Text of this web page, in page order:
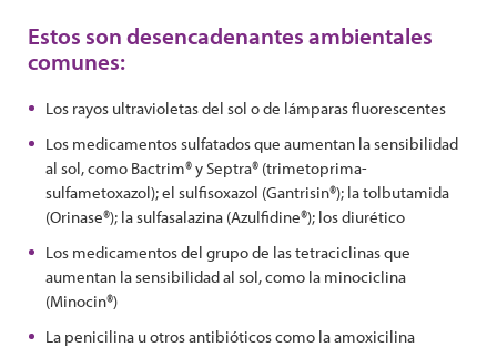
Estos son desencadenantes ambientales
comunes:
Los rayos ultravioletas del sol o de lámparas fluorescentes
Los medicamentos sulfatados que aumentan la sensibilidad
al sol, como Bactrim® y Septra® (trimetoprima-
sulfametoxazol); el sulfisoxazol (Gantrisin®); la tolbutamida
(Orinase®); la sulfasalazina (Azulfidine®); los diurético
Los medicamentos del grupo de las tetraciclinas que
aumentan la sensibilidad al sol, como la minociclina
(Minocin®)
La penicilina u otros antibióticos como la amoxicilina